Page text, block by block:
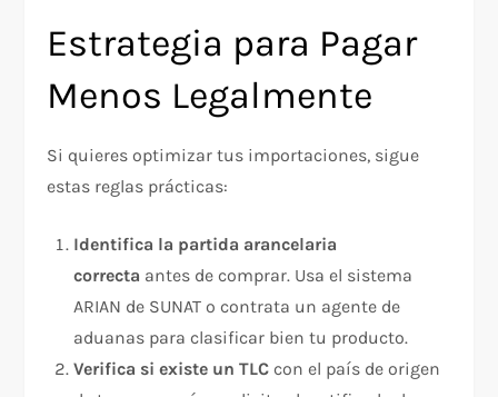
Estrategia para Pagar
Menos Legalmente
Si quieres optimizar tus importaciones, sigue
estas reglas prácticas:
Identifica la partida arancelaria
correcta antes de comprar. Usa el sistema
ARIAN de SUNAT o contrata un agente de
aduanas para clasificar bien tu producto.
Verifica si existe un TLC con el país de origen